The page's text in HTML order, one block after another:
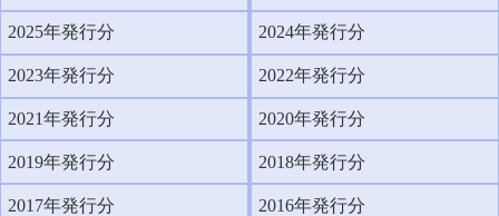
2025年発行分 2024年発行分
2023年発行分 2022年発行分
2021年発行分 2020年発行分
2019年発行分 2018年発行分
2017年発行分 2016年発行分